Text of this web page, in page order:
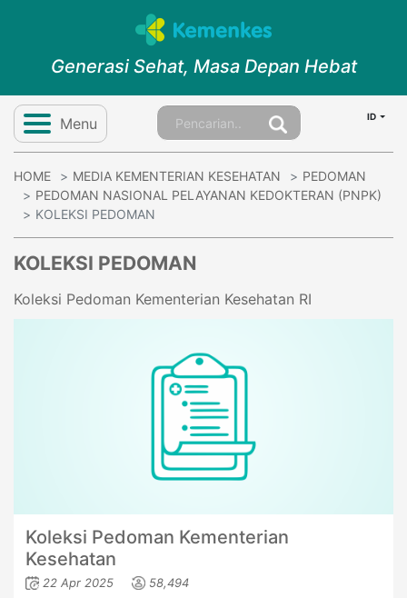
Generasi Sehat, Masa Depan Hebat
Menu ID
HOME MEDIA KEMENTERIAN KESEHATAN
PEDOMAN
PEDOMAN NASIONAL PELAYANAN KEDOKTERAN (PNPK)
KOLEKSI PEDOMAN
KOLEKSI PEDOMAN
Koleksi Pedoman Kementerian Kesehatan RI
Koleksi Pedoman Kementerian
Kesehatan
22 Apr 2025 58,494